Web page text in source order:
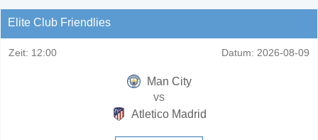
Elite Club Friendlies
Zeit: 12:00 Datum: 2026-08-09
Man City
vs
Atletico Madrid